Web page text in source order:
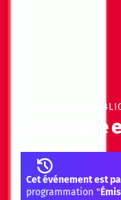
ÉMISSION EN
Le masque
Cet événement est
programmation "